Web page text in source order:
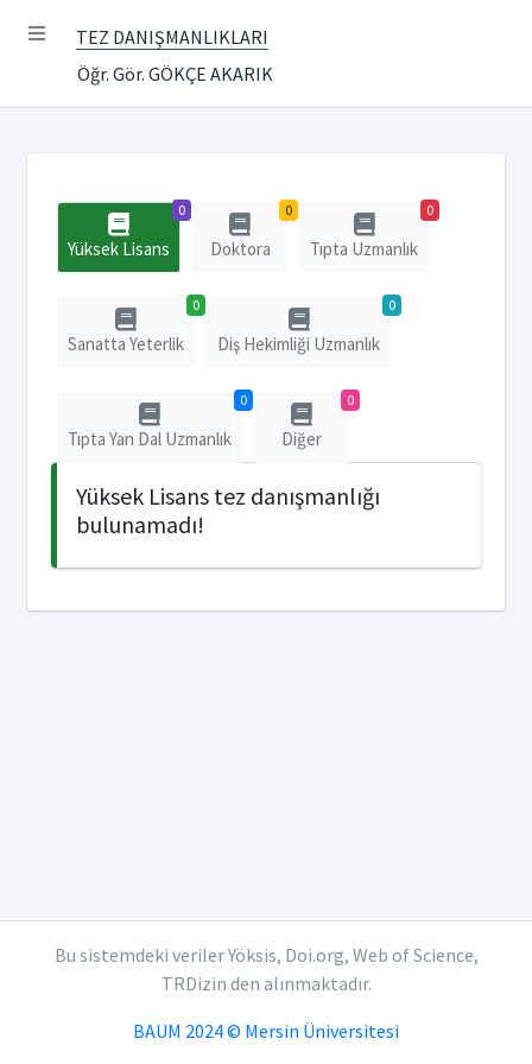
TEZ DANIŞMANLIKLARI
Öğr. Gör. GÖKÇE AKARIK
0
Yüksek Lisans
0
Doktora
0
Tıpta Uzmanlık
0
Sanatta Yeterlik
0
Diş Hekimliği Uzmanlık
0
Tıpta Yan Dal Uzmanlık
0
Diğer
Yüksek Lisans tez danışmanlığı
bulunamadı!
Bu sistemdeki veriler Yöksis, Doi.org, Web of Science,
TRDizin den alınmaktadır.
BAUM 2024 © Mersin Üniversitesi